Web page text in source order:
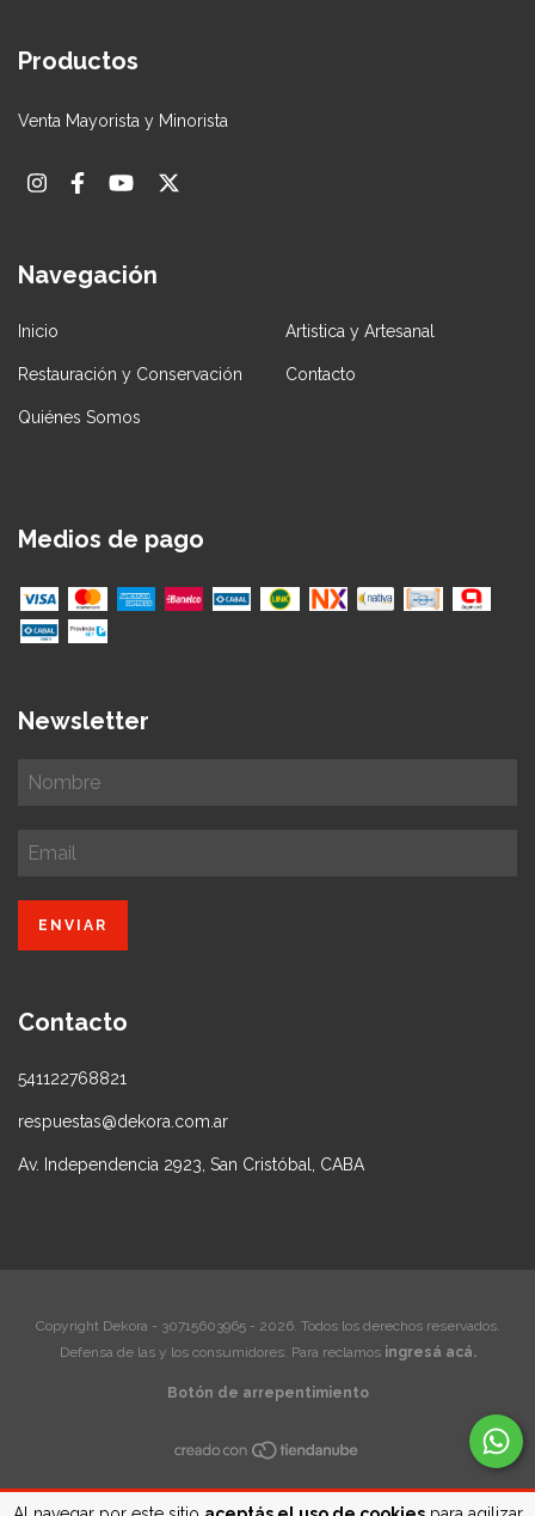
Productos
Venta Mayorista y Minorista
Navegación
Inicio Artistica y Artesanal
Restauración y Conservación Contacto
Quiénes Somos
Medios de pago
Newsletter
Contacto
541122768821
respuestas@dekora.com.ar
Av. Independencia 2923, San Cristóbal, CABA
Copyright Dekora - 30715603965 - 2026. Todos los derechos reservados.
Defensa de las y los consumidores. Para reclamos ingresá acá.
Botón de arrepentimiento